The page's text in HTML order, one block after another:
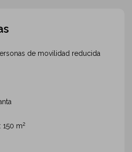
de movilidad reducida
150 m2